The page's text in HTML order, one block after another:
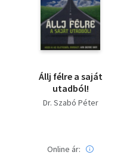
Állj félre a saját
utadból!
Dr. Szabó Péter
Online ár: